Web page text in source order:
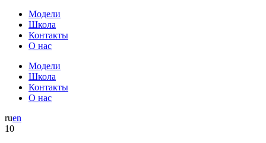
Модели
Школа
Контакты
О нас
Модели
Школа
Контакты
О нас
ruen
10